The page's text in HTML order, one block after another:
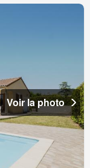
Voir la photo